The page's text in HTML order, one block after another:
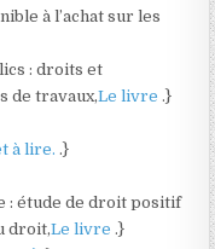
à l’achat sur les
: droits et
de travaux,Le livre.}
à lire..}
: étude de droit positif
droit,Le livre.}